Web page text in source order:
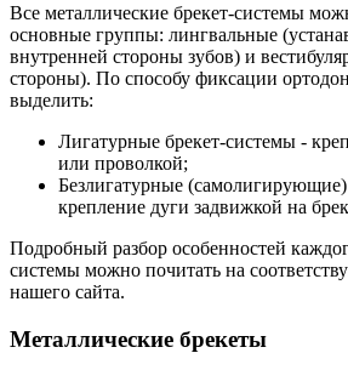
Все металлические брекет-системы
основные группы: лингвальные
внутренней стороны зубов) и
стороны). По способу фиксации
выделить:
Лигатурные брекет-системы -
или проволкой;
Безлигатурные
крепление дуги задвижкой на
Подробный разбор особенностей
системы можно почитать на
нашего сайта.
Металлические брекеты